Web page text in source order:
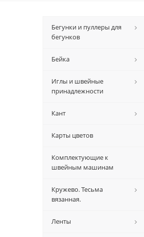
Бегунки и пуллеры для
бегунков
Бейка
Иглы и швейные
принадлежности
Кант
Карты цветов
Комплектующие к
швейным машинам
Кружево. Тесьма
вязанная.
Ленты